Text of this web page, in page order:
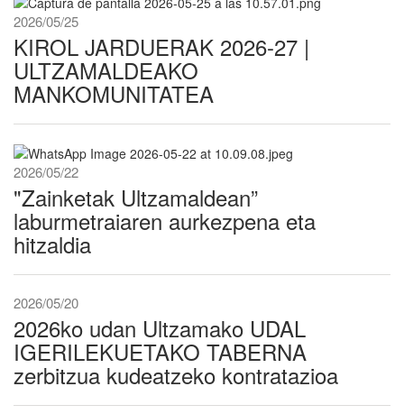
2026/05/25
KIROL JARDUERAK 2026-27 |
ULTZAMALDEAKO
MANKOMUNITATEA
2026/05/22
"Zainketak Ultzamaldean”
laburmetraiaren aurkezpena eta
hitzaldia
2026/05/20
2026ko udan Ultzamako UDAL
IGERILEKUETAKO TABERNA
zerbitzua kudeatzeko kontratazioa